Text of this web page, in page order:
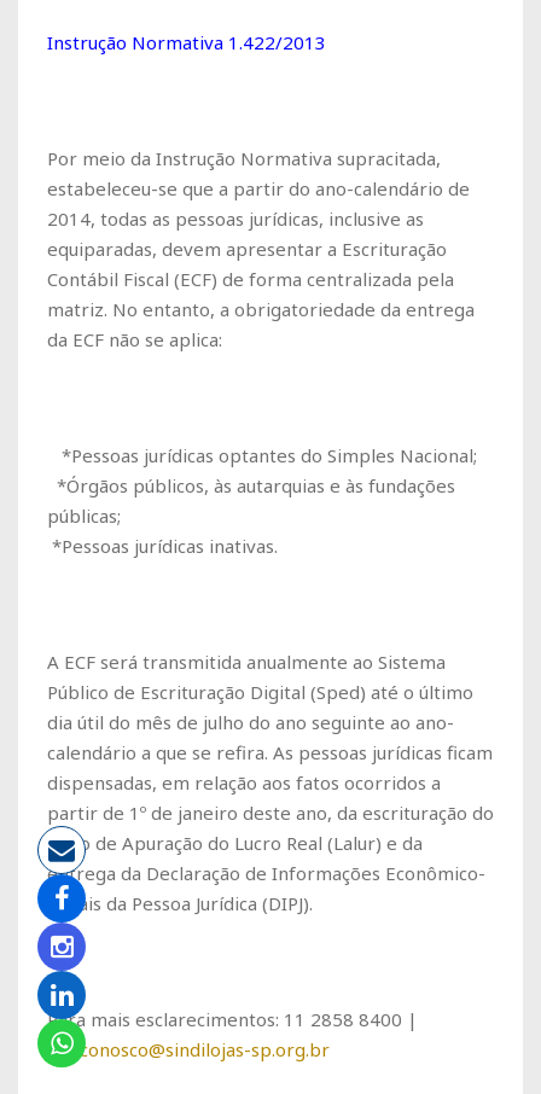
Instrução Normativa 1.422/2013
Por meio da Instrução Normativa supracitada,
estabeleceu-se que a partir do ano-calendário de
2014, todas as pessoas jurídicas, inclusive as
equiparadas, devem apresentar a Escrituração
Contábil Fiscal (ECF) de forma centralizada pela
matriz. No entanto, a obrigatoriedade da entrega
da ECF não se aplica:
*Pessoas jurídicas optantes do Simples Nacional;
*Órgãos públicos, às autarquias e às fundações
públicas;
*Pessoas jurídicas inativas.
A ECF será transmitida anualmente ao Sistema
Público de Escrituração Digital (Sped) até o último
dia útil do mês de julho do ano seguinte ao ano-
calendário a que se refira. As pessoas jurídicas ficam
dispensadas, em relação aos fatos ocorridos a
partir de 1º de janeiro deste ano, da escrituração do
Livro de Apuração do Lucro Real (Lalur) e da
entrega da Declaração de Informações Econômico-
Fiscais da Pessoa Jurídica (DIPJ).
Para mais esclarecimentos: 11 2858 8400 |
faleconosco@sindilojas-sp.org.br